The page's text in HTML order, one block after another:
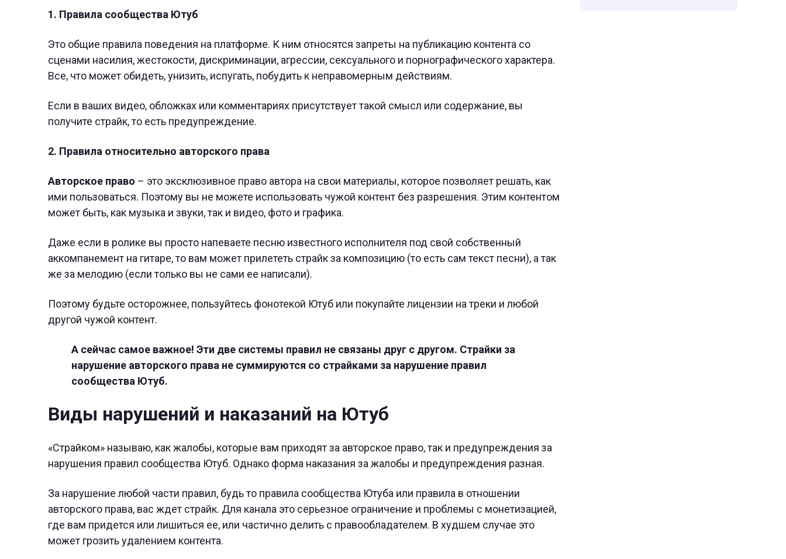
1. Правила сообщества Ютуб
Это общие правила поведения на платформе. К ним относятся запреты на публикацию контента со
сценами насилия, жестокости, дискриминации, агрессии, сексуального и порнографического характера.
Все, что может обидеть, унизить, испугать, побудить к неправомерным действиям.
Если в ваших видео, обложках или комментариях присутствует такой смысл или содержание, вы
получите страйк, то есть предупреждение.
2. Правила относительно авторского права
Авторское право – это эксклюзивное право автора на свои материалы, которое позволяет решать, как
ими пользоваться. Поэтому вы не можете использовать чужой контент без разрешения. Этим контентом
может быть, как музыка и звуки, так и видео, фото и графика.
Даже если в ролике вы просто напеваете песню известного исполнителя под свой собственный
аккомпанемент на гитаре, то вам может прилететь страйк за композицию (то есть сам текст песни), а так
же за мелодию (если только вы не сами ее написали).
Поэтому будьте осторожнее, пользуйтесь фонотекой Ютуб или покупайте лицензии на треки и любой
другой чужой контент.
А сейчас самое важное! Эти две системы правил не связаны друг с другом. Страйки за
нарушение авторского права не суммируются со страйками за нарушение правил
сообщества Ютуб.
Виды нарушений и наказаний на Ютуб
«Страйком» называю, как жалобы, которые вам приходят за авторское право, так и предупреждения за
нарушения правил сообщества Ютуб. Однако форма наказания за жалобы и предупреждения разная.
За нарушение любой части правил, будь то правила сообщества Ютуба или правила в отношении
авторского права, вас ждет страйк. Для канала это серьезное ограничение и проблемы с монетизацией,
где вам придется или лишиться ее, или частично делить с правообладателем. В худшем случае это
может грозить удалением контента.